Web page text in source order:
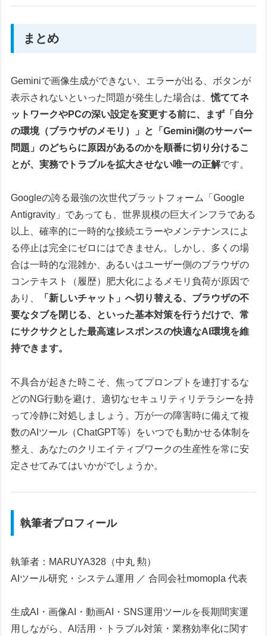
まとめ
Geminiで画像生成ができない、エラーが出る、ボタンが
表示されないといった問題が発生した場合は、慌ててネ
ットワークやPCの深い設定を変更する前に、まず「自分
の環境（ブラウザのメモリ）」と「Gemini側のサーバー
問題」のどちらに原因があるのかを順番に切り分けるこ
とが、実務でトラブルを拡大させない唯一の正解です。
Googleの誇る最強の次世代プラットフォーム「Google
Antigravity」であっても、世界規模の巨大インフラである
以上、確率的に一時的な接続エラーやメンテナンスによ
る停止は完全にゼロにはできません。しかし、多くの場
合は一時的な混雑か、あるいはユーザー側のブラウザの
コンテキスト（履歴）肥大化によるメモリ負荷が原因で
あり、
「新しいチャット」へ切り替える、ブラウザの不
要なタブを閉じる、といった基本対策を行うだけで、常
にサクサクとした最高速レスポンスの快適なAI環境を維
持できます。
不具合が起きた時こそ、焦ってプロンプトを連打するな
どのNG行動を避け、適切なセキュリティリテラシーを持
って冷静に対処しましょう。万が一の障害時に備えて複
数のAIツール（ChatGPT等）をいつでも動かせる体制を
整え、あなたのクリエイティブワークの生産性を常に安
定させてみてはいかがでしょうか。
執筆者プロフィール
執筆者：MARUYA328（中丸 勲）
AIツール研究・システム運用 ／ 合同会社momopla 代表
生成AI・画像AI・動画AI・SNS運用ツールを長期間実運
用しながら、AI活用・トラブル対策・業務効率化に関す